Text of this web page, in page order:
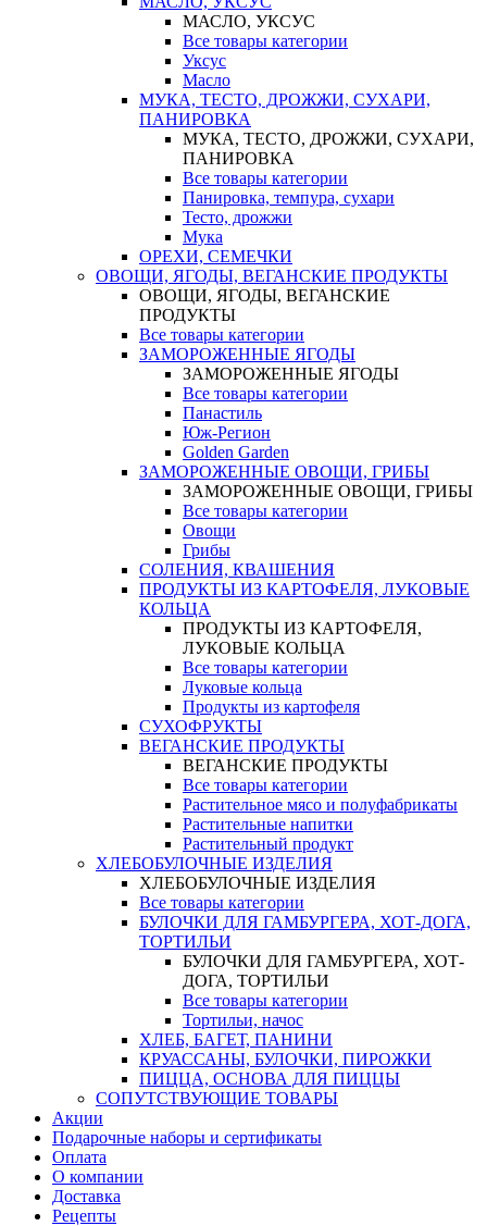
МАСЛО, УКСУС
Все товары категории
Уксус
Масло
МУКА, ТЕСТО, ДРОЖЖИ, СУХАРИ,
ПАНИРОВКА
МУКА, ТЕСТО, ДРОЖЖИ, СУХАРИ,
ПАНИРОВКА
Все товары категории
Панировка, темпура, сухари
Тесто, дрожжи
Мука
ОРЕХИ, СЕМЕЧКИ
ОВОЩИ, ЯГОДЫ, ВЕГАНСКИЕ ПРОДУКТЫ
ОВОЩИ, ЯГОДЫ, ВЕГАНСКИЕ
ПРОДУКТЫ
Все товары категории
ЗАМОРОЖЕННЫЕ ЯГОДЫ
ЗАМОРОЖЕННЫЕ ЯГОДЫ
Все товары категории
Панастиль
Юж-Регион
Golden Garden
ЗАМОРОЖЕННЫЕ ОВОЩИ, ГРИБЫ
ЗАМОРОЖЕННЫЕ ОВОЩИ, ГРИБЫ
Все товары категории
Овощи
Грибы
СОЛЕНИЯ, КВАШЕНИЯ
ПРОДУКТЫ ИЗ КАРТОФЕЛЯ, ЛУКОВЫЕ
КОЛЬЦА
ПРОДУКТЫ ИЗ КАРТОФЕЛЯ,
ЛУКОВЫЕ КОЛЬЦА
Все товары категории
Луковые кольца
Продукты из картофеля
СУХОФРУКТЫ
ВЕГАНСКИЕ ПРОДУКТЫ
ВЕГАНСКИЕ ПРОДУКТЫ
Все товары категории
Растительное мясо и полуфабрикаты
Растительные напитки
Растительный продукт
ХЛЕБОБУЛОЧНЫЕ ИЗДЕЛИЯ
ХЛЕБОБУЛОЧНЫЕ ИЗДЕЛИЯ
Все товары категории
БУЛОЧКИ ДЛЯ ГАМБУРГЕРА, ХОТ-ДОГА,
ТОРТИЛЬИ
БУЛОЧКИ ДЛЯ ГАМБУРГЕРА, ХОТ-
ДОГА, ТОРТИЛЬИ
Все товары категории
Тортильи, начос
ХЛЕБ, БАГЕТ, ПАНИНИ
КРУАССАНЫ, БУЛОЧКИ, ПИРОЖКИ
ПИЦЦА, ОСНОВА ДЛЯ ПИЦЦЫ
СОПУТСТВУЮЩИЕ ТОВАРЫ
Акции
Подарочные наборы и сертификаты
Оплата
О компании
Доставка
Рецепты